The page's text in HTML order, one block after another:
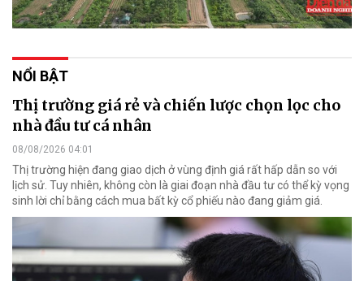
NỔI BẬT
Thị trường giá rẻ và chiến lược chọn lọc cho
nhà đầu tư cá nhân
08/08/2026 04:01
Thị trường hiện đang giao dịch ở vùng định giá rất hấp dẫn so với
lịch sử. Tuy nhiên, không còn là giai đoạn nhà đầu tư có thể kỳ vọng
sinh lời chỉ bằng cách mua bất kỳ cổ phiếu nào đang giảm giá.